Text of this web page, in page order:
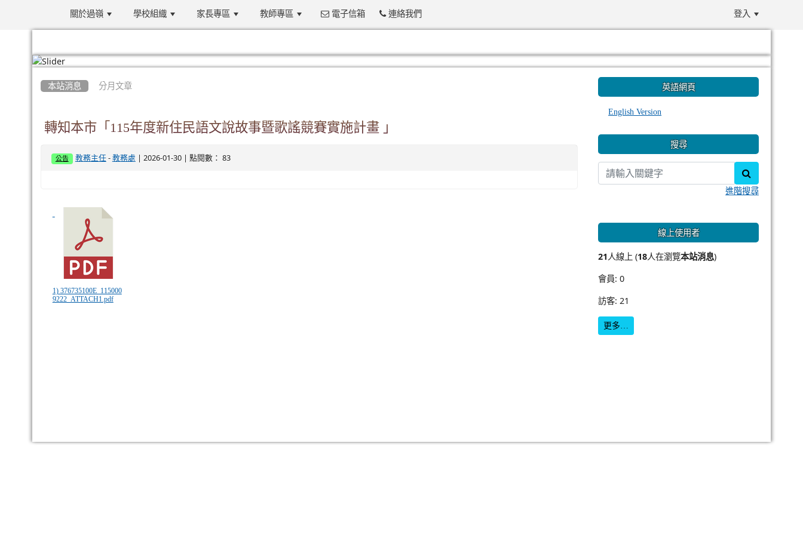
關於過嶺 學校組織 家長專區 教師專區 電子信箱 連絡我們 登入
本站消息 分月文章
轉知本市「115年度新住民語文說故事暨歌謠競賽實施計畫 」
公告 教務主任- 教務處 | 2026-01-30 | 點閱數： 83
1) 376735100E_115000
9222_ATTACH1.pdf
英語網頁
English Version
搜尋
進階搜尋
線上使用者
21人線上 (18人在瀏覽本站消息)
會員: 0
訪客: 21
更多…